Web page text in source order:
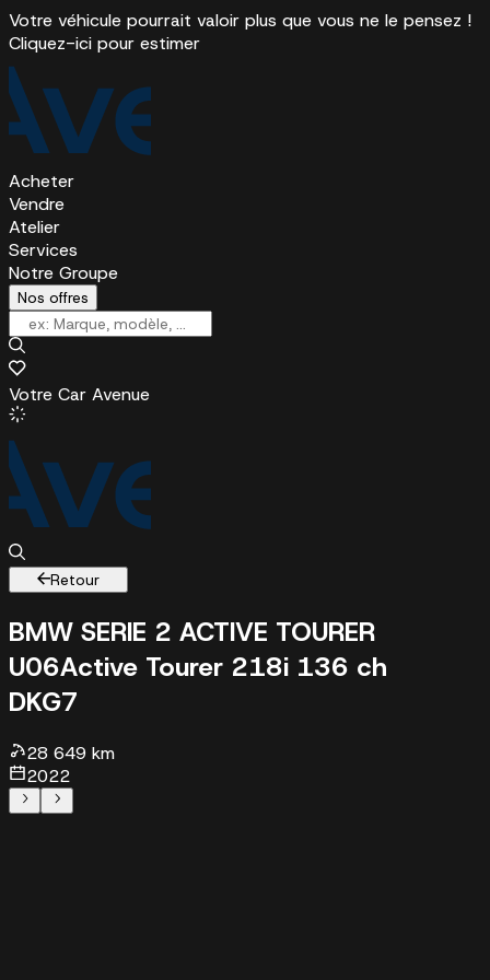
Votre véhicule pourrait valoir plus que vous ne le pensez !
Cliquez-ici pour estimer
Acheter
Vendre
Atelier
Services
Notre Groupe
Nos offres
Votre Car Avenue
Retour
BMW SERIE 2 ACTIVE TOURER
U06Active Tourer 218i 136 ch
DKG7
28 649 km
2022